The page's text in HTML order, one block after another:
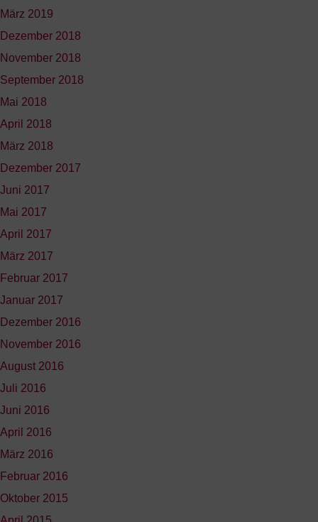
März 2019
Dezember 2018
November 2018
September 2018
Mai 2018
April 2018
März 2018
Dezember 2017
Juni 2017
Mai 2017
April 2017
März 2017
Februar 2017
Januar 2017
Dezember 2016
November 2016
August 2016
Juli 2016
Juni 2016
April 2016
März 2016
Februar 2016
Oktober 2015